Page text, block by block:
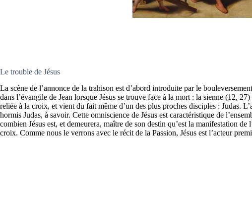
Le trouble de Jésus
La scène de l’annonce de la trahison est d’abord introduite par le
dans l’évangile de Jean lorsque Jésus se trouve face à la mort : la sienne (12,
reliée à la croix, et vient du fait même d’un des plus proches disciples : Judas.
hormis Judas, à savoir. Cette omniscience de Jésus est caractéristique de
combien Jésus est, et demeurera, maître de son destin qu’est la manifestation de
croix. Comme nous le verrons avec le récit de la Passion, Jésus est l’acteur